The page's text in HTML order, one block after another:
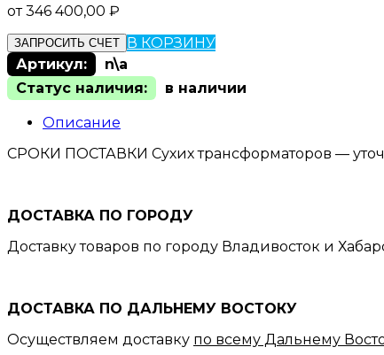
от346 400,00 ₽
ЗАПРОСИТЬ СЧЕТ В КОРЗИНУ
Артикул:
n\a
Статус наличия:
в наличии
Описание
СРОКИ ПОСТАВКИ Сухих трансформаторов —
ДОСТАВКА ПО ГОРОДУ
Доставку товаров по городу Владивосток и
ДОСТАВКА ПО ДАЛЬНЕМУ ВОСТОКУ
Осуществляем доставку по всему Дальнему